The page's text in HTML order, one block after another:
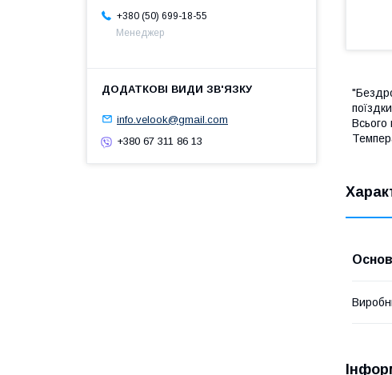
Всього
+380 (50) 699-18-55
Менеджер
info.velook@gmail.com
+380 67 311 86 13